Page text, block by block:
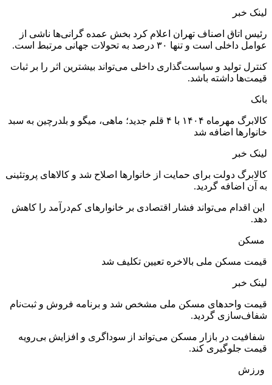
لینک خبر
رئیس اتاق اصناف تهران اعلام کرد بخش عمده گرانی‌ها ناشی از
عوامل داخلی است و تنها ۳۰ درصد به تحولات جهانی مرتبط است.
کنترل تولید و سیاست‌گذاری داخلی می‌تواند بیشترین اثر را بر ثبات
قیمت‌ها داشته باشد.
بانک
کالابرگ مهرماه ۱۴۰۴ با ۴ قلم جدید؛ ماهی، میگو و بلدرچین به سبد
خانوارها اضافه شد
لینک خبر
کالابرگ دولت برای حمایت از خانوارها اصلاح شد و کالاهای پروتئینی
به آن اضافه گردید.
این اقدام می‌تواند فشار اقتصادی بر خانوارهای کم‌درآمد را کاهش
دهد.
مسکن
قیمت مسکن ملی بالاخره تعیین تکلیف شد
لینک خبر
قیمت واحدهای مسکن ملی مشخص شد و برنامه فروش و ثبت‌نام
شفاف‌سازی گردید.
شفافیت در بازار مسکن می‌تواند از سوداگری و افزایش بی‌رویه
قیمت جلوگیری کند.
ورزش